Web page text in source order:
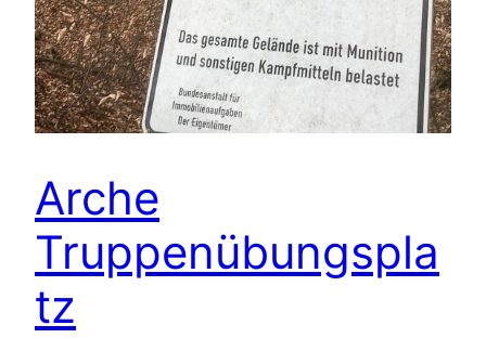
Arche
Truppenübungspla
tz